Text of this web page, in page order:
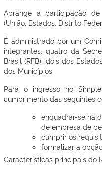
Abrange a participação
(União, Estados, Distrito
É administrado por um
integrantes: quatro da
Brasil (RFB), dois dos
dos Municípios.
Para o ingresso no
cumprimento das seguintes
enquadrar-se na
de empresa de
cumprir os
formalizar a
Características principais do